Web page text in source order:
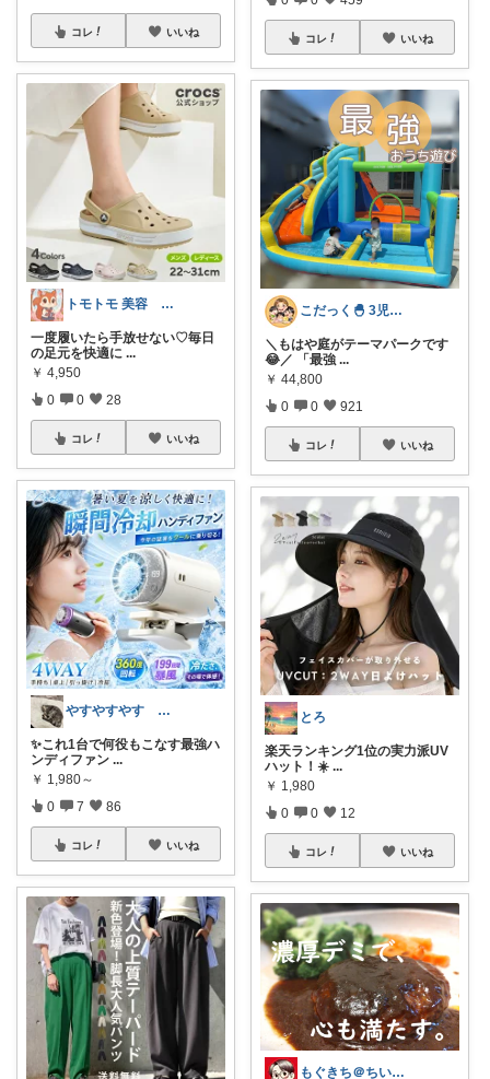
コレ いいね
トモトモ 美容 食品 子育てルーム
一度履いたら手放せない♡毎日
の足元を快適に ...
￥ 4,950
0 0 28
コレ いいね
やすやすやす 経由購入感謝します🫶
✨これ1台で何役もこなす最強ハ
ンディファン ...
￥ 1,980～
0 7 86
コレ いいね
コレ いいね
こだっく🐣 3児のママ
＼もはや庭がテーマパークです
😂／ 「最強 ...
￥ 44,800
0 0 921
コレ いいね
とろ
楽天ランキング1位の実力派UV
ハット！☀️ ...
￥ 1,980
0 0 12
コレ いいね
もぐきち＠ちい活など🎊購入感謝